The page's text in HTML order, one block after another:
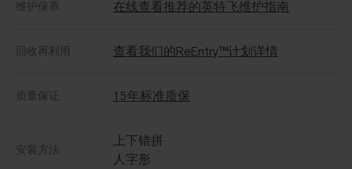
维护保养 在线查看推荐的英特飞维护指南
回收再利用 查看我们的ReEntry™计划详情
质量保证 15年标准质保
安装方法
上下错拼
人字形